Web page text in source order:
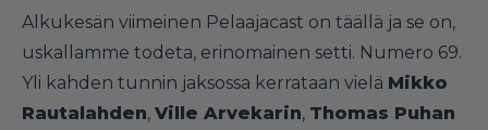
Alkukesän viimeinen Pelaajacast on täällä ja se on,
uskallamme todeta, erinomainen setti. Numero 69.
Yli kahden tunnin jaksossa kerrataan vielä Mikko
Rautalahden, Ville Arvekarin, Thomas Puhan